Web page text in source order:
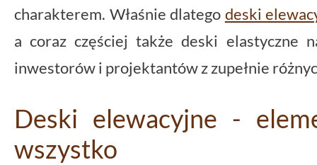
charakterem. Właśnie dlatego deski
a coraz częściej także deski elastyczne
inwestorów i projektantów z zupełnie
Deski elewacyjne -
wszystko